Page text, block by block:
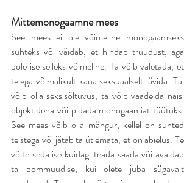
Mittemonogaamne mees
See mees ei ole võimeline monogaamseks
suhteks või väidab, et hindab truudust, aga
pole ise selleks võimeline. Ta võib valetada, et
teiega võimalikult kaua seksuaalselt lävida. Tal
võib olla seksisõltuvus, ta võib vaadelda naisi
objektidena või pidada monogaamiat tüütuks.
See mees võib olla mängur, kellel on suhted
teistega või jätab ta ütlemata, et on abielus. Te
võite seda ise kuidagi teada saada või avaldab
ta pommuudise, kui olete juba sügavalt